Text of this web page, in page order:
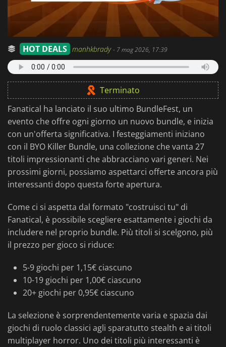
HOT DEALS manhkbrady- 7 mag 2026, 17:39
Terminato
Fanatical ha lanciato il suo ultimo BundleFest, un
evento che offre ogni giorno un nuovo bundle, e inizia
con un'offerta significativa. I festeggiamenti iniziano
con il BYO Killer Bundle, una collezione che vanta 27
titoli impressionanti che abbracciano vari generi. Nei
prossimi giorni, possiamo aspettarci offerte ancora più
interessanti dopo questa forte apertura.
Come ci si aspetta dal formato "costruisci tu" di
Fanatical, è possibile scegliere esattamente i giochi da
includere nel proprio bundle. Più titoli si scelgono, più
il prezzo per gioco si riduce:
5-9 giochi per 1,15€ ciascuno
10-19 giochi per 1,00€ ciascuno
20+ giochi per 0,95€ ciascuno
La selezione è sorprendentemente varia e spazia dai
giochi di ruolo classici agli sparatutto stealth e ai titoli
multiplayer horror. Uno dei titoli più interessanti è